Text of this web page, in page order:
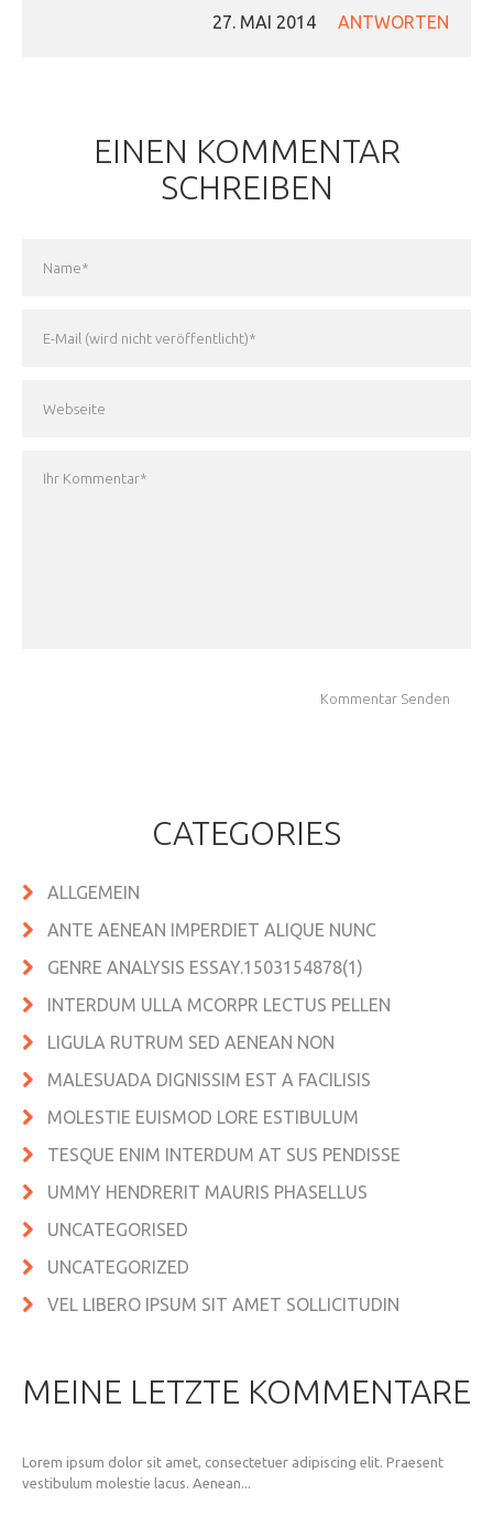
ANTWORTEN
27. MAI 2014
EINEN KOMMENTAR
SCHREIBEN
CATEGORIES
ALLGEMEIN
ANTE AENEAN IMPERDIET ALIQUE NUNC
GENRE ANALYSIS ESSAY.1503154878(1)
INTERDUM ULLA MCORPR LECTUS PELLEN
LIGULA RUTRUM SED AENEAN NON
MALESUADA DIGNISSIM EST A FACILISIS
MOLESTIE EUISMOD LORE ESTIBULUM
TESQUE ENIM INTERDUM AT SUS PENDISSE
UMMY HENDRERIT MAURIS PHASELLUS
UNCATEGORISED
UNCATEGORIZED
VEL LIBERO IPSUM SIT AMET SOLLICITUDIN
MEINE LETZTE KOMMENTARE
Lorem ipsum dolor sit amet, consectetuer adipiscing elit. Praesent
vestibulum molestie lacus. Aenean...